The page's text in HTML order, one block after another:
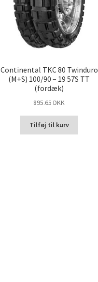
Continental TKC 80 Twinduro
(M+S) 100/90 – 19 57S TT
(fordæk)
895.65 DKK
Tilføj til kurv